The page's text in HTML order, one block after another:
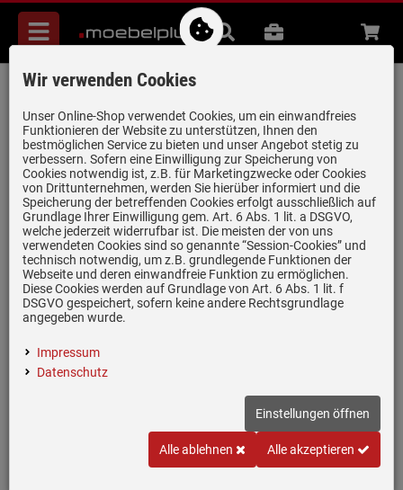
Menü
Suche
B2B Beratung
AEG WR-Flex 200
Verlängerungsschlauchsatz
Artikel-Nummer:19939670 | Herstellernummer: 911740525 |
EAN:8009279654930
(1)
Für Geschirrspüler
Wir verwenden Cookies
Unser Online-Shop verwendet Cookies, um ein einwandfreies
Funktionieren der Website zu unterstützen, Ihnen den
bestmöglichen Service zu bieten und unser Angebot stetig zu
verbessern. Sofern eine Einwilligung zur Speicherung von
Cookies notwendig ist, z.B. für Marketingzwecke oder Cookies
von Drittunternehmen, werden Sie hierüber informiert und die
Speicherung der betreffenden Cookies erfolgt ausschließlich auf
Grundlage Ihrer Einwilligung gem. Art. 6 Abs. 1 lit. a DSGVO,
welche jederzeit widerrufbar ist. Die meisten der von uns
verwendeten Cookies sind so genannte “Session-Cookies” und
technisch notwendig, um z.B. grundlegende Funktionen der
Webseite und deren einwandfreie Funktion zu ermöglichen.
Diese Cookies werden auf Grundlage von Art. 6 Abs. 1 lit. f
DSGVO gespeichert, sofern keine andere Rechtsgrundlage
angegeben wurde.
Impressum
Datenschutz
Einstellungen öffnen
Alle ablehnen Alle akzeptieren